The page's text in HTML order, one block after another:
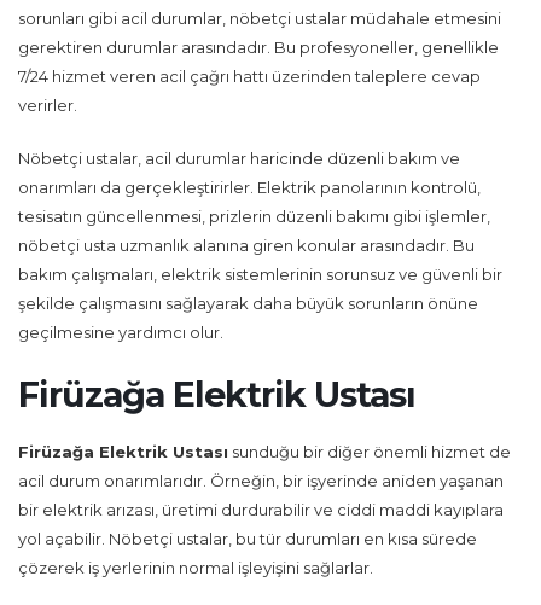
sorunları gibi acil durumlar, nöbetçi ustalar müdahale etmesini
gerektiren durumlar arasındadır. Bu profesyoneller, genellikle
7/24 hizmet veren acil çağrı hattı üzerinden taleplere cevap
verirler.
Nöbetçi ustalar, acil durumlar haricinde düzenli bakım ve
onarımları da gerçekleştirirler. Elektrik panolarının kontrolü,
tesisatın güncellenmesi, prizlerin düzenli bakımı gibi işlemler,
nöbetçi usta uzmanlık alanına giren konular arasındadır. Bu
bakım çalışmaları, elektrik sistemlerinin sorunsuz ve güvenli bir
şekilde çalışmasını sağlayarak daha büyük sorunların önüne
geçilmesine yardımcı olur.
Firüzağa Elektrik Ustası
Firüzağa Elektrik Ustası sunduğu bir diğer önemli hizmet de
acil durum onarımlarıdır. Örneğin, bir işyerinde aniden yaşanan
bir elektrik arızası, üretimi durdurabilir ve ciddi maddi kayıplara
yol açabilir. Nöbetçi ustalar, bu tür durumları en kısa sürede
çözerek iş yerlerinin normal işleyişini sağlarlar.